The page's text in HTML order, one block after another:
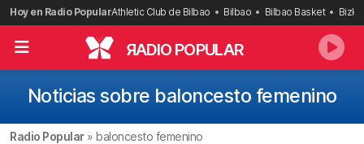
Saltar
al
contenido
Hoy en Radio PopularAthletic Club de Bilbao Bilbao Bilbao Basket
RADIO POPULAR
Noticias sobre baloncesto femenino
Radio Popular» baloncesto femenino